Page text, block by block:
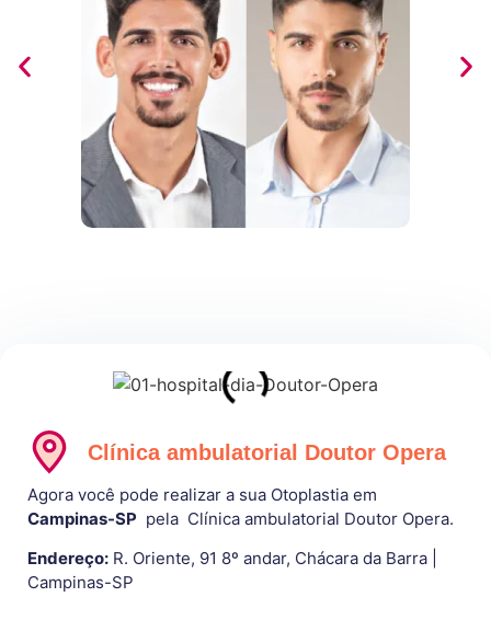
Clínica ambulatorial Doutor Opera
Agora você pode realizar a sua Otoplastia em
Campinas-SP pela Clínica ambulatorial Doutor Opera.
Endereço: R. Oriente, 91 8º andar, Chácara da Barra |
Campinas-SP